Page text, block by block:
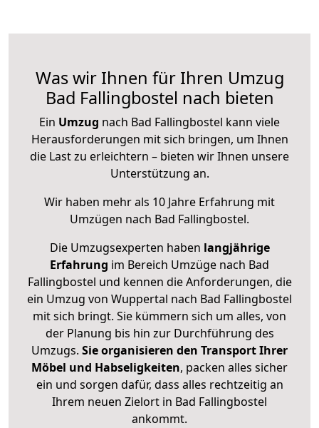
Was wir Ihnen für Ihren Umzug
Bad Fallingbostel nach bieten
Ein Umzug nach Bad Fallingbostel kann viele
Herausforderungen mit sich bringen, um Ihnen
die Last zu erleichtern – bieten wir Ihnen unsere
Unterstützung an.
Wir haben mehr als 10 Jahre Erfahrung mit
Umzügen nach Bad Fallingbostel.
Die Umzugsexperten haben langjährige
Erfahrung im Bereich Umzüge nach Bad
Fallingbostel und kennen die Anforderungen, die
ein Umzug von Wuppertal nach Bad Fallingbostel
mit sich bringt. Sie kümmern sich um alles, von
der Planung bis hin zur Durchführung des
Umzugs. Sie organisieren den Transport Ihrer
Möbel und Habseligkeiten, packen alles sicher
ein und sorgen dafür, dass alles rechtzeitig an
Ihrem neuen Zielort in Bad Fallingbostel
ankommt.